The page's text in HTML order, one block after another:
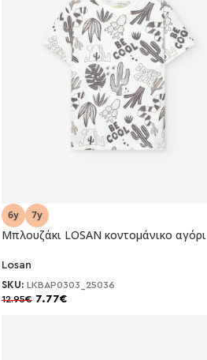
-40%
Mπλουζάκι LOSAN κοντομάνικο αγόρι
Losan
SKU: LKBAP0303_25036
12.95€ 7.77€